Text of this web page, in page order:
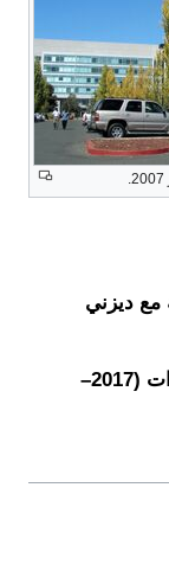
مع ديزني
العقبات المالية، التعافي، والاستحواذات (2017–